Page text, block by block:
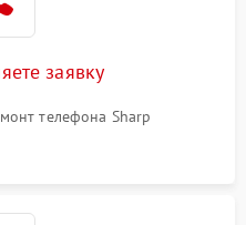
заявку
телефона Sharp